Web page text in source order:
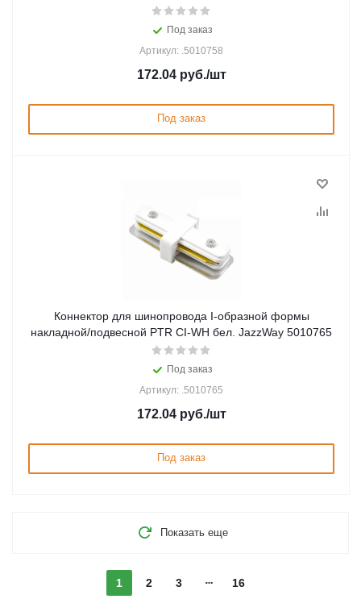
Под заказ
Артикул: .5010758
172.04руб./шт
Под заказ
Коннектор для шинопровода I-образной формы
накладной/подвесной PTR CI-WH бел. JazzWay 5010765
Под заказ
Артикул: .5010765
172.04руб./шт
Под заказ
Показать еще
1 2 3 16